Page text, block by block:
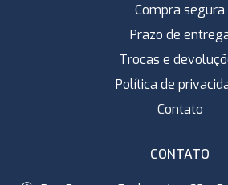
Compra segura
Prazo de
Trocas e
Política de
Contato
CONTATO